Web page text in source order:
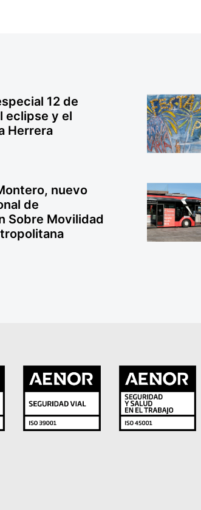
12 de
eclipse y el
Herrera
nuevo
de
Sobre Movilidad